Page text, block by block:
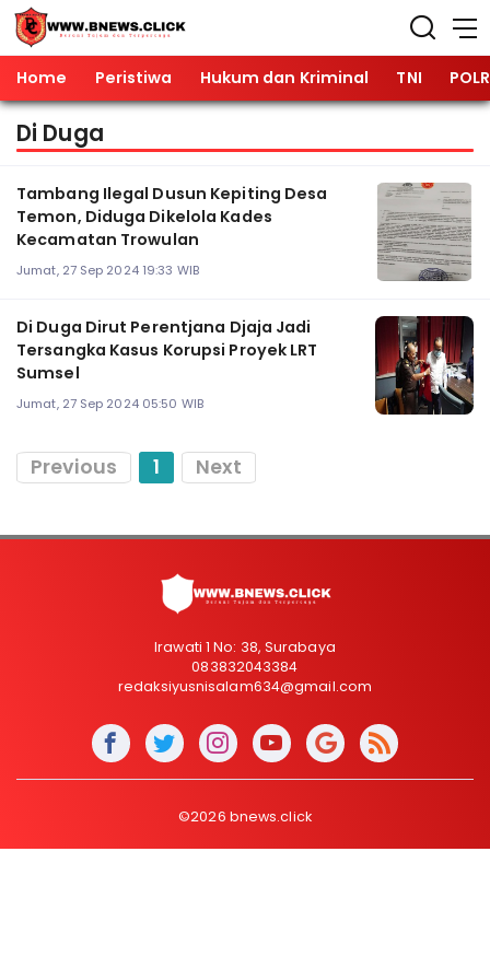
Home Peristiwa Hukum dan Kriminal TNI
Di Duga
Tambang Ilegal Dusun Kepiting Desa
Temon, Diduga Dikelola Kades
Kecamatan Trowulan
Jumat, 27 Sep 2024 19:33 WIB
Di Duga Dirut Perentjana Djaja Jadi
Tersangka Kasus Korupsi Proyek LRT
Sumsel
Jumat, 27 Sep 2024 05:50 WIB
Previous 1 Next
Irawati 1 No: 38, Surabaya
083832043384
redaksiyusnisalam634@gmail.com
©2026 bnews.click